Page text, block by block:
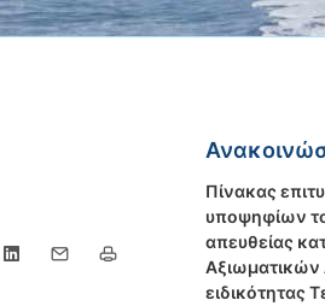
Πίνακας
υποψηφίων
απευθείας
ειδικότητας